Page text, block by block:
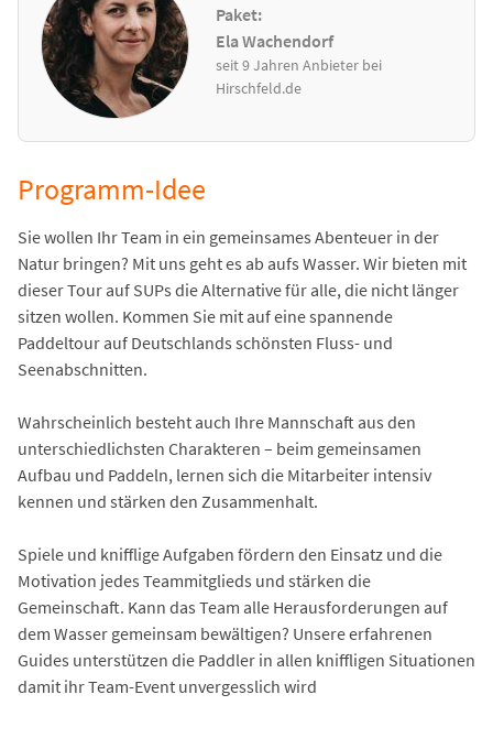
Paket:
Ela Wachendorf
seit 9 Jahren Anbieter bei
Hirschfeld.de
Programm-Idee
Sie wollen Ihr Team in ein gemeinsames Abenteuer in der
Natur bringen? Mit uns geht es ab aufs Wasser. Wir bieten mit
dieser Tour auf SUPs die Alternative für alle, die nicht länger
sitzen wollen. Kommen Sie mit auf eine spannende
Paddeltour auf Deutschlands schönsten Fluss- und
Seenabschnitten.
Wahrscheinlich besteht auch Ihre Mannschaft aus den
unterschiedlichsten Charakteren – beim gemeinsamen
Aufbau und Paddeln, lernen sich die Mitarbeiter intensiv
kennen und stärken den Zusammenhalt.
Spiele und knifflige Aufgaben fördern den Einsatz und die
Motivation jedes Teammitglieds und stärken die
Gemeinschaft. Kann das Team alle Herausforderungen auf
dem Wasser gemeinsam bewältigen? Unsere erfahrenen
Guides unterstützen die Paddler in allen kniffligen Situationen
damit ihr Team-Event unvergesslich wird